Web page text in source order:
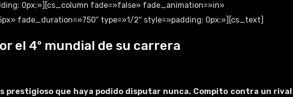
0px;»][cs_column fade=»false» fade_animation=»in»
fade_duration=»750″ type=»1/2″ style=»padding: 0px;»][cs_text]
el 4º mundial de su carrera
prestigioso que haya podido disputar nunca. Compito contra un rival